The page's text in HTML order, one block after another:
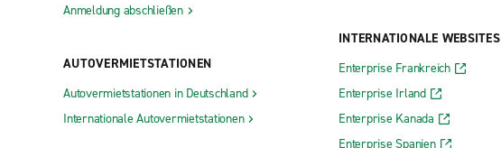
Anmeldung abschließen
AUTOVERMIETSTATIONEN
Autovermietstationen in Deutschland
Internationale Autovermietstationen
INTERNATIONALE WEBSITES
Enterprise Frankreich
Enterprise Irland
Enterprise Kanada
Enterprise Spanien